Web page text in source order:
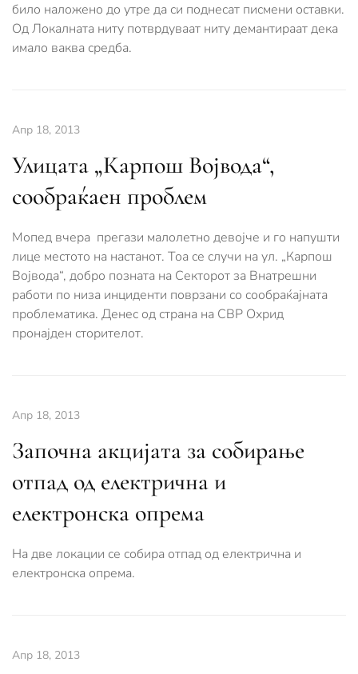
било наложено до утре да си поднесат писмени оставки.
Од Локалната ниту потврдуваат ниту демантираат дека
имало ваква средба.
Апр 18, 2013
Улицата „Карпош Војвода“,
сообраќаен проблем
Мопед вчера прегази малолетно девојче и го напушти
лице местото на настанот. Тоа се случи на ул. „Карпош
Војвода“, добро позната на Секторот за Внатрешни
работи по низа инциденти поврзани со сообраќајната
проблематика. Денес од страна на СВР Охрид
пронајден сторителот.
Апр 18, 2013
Започна акцијата за собирање
отпад од електрична и
електронска опрема
На две локации се собира отпад од електрична и
електронска опрема.
Апр 18, 2013